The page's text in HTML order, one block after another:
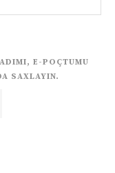
E-POÇTUMU
SAXLAYIN.